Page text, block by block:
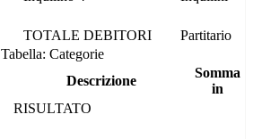
TOTALE DEBITORI
Partitario
Tabella: Categorie
Descrizione
Somma
in
RISULTATO